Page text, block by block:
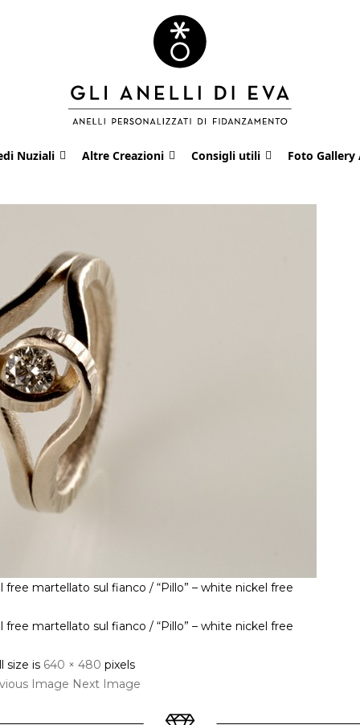
Nuziali Altre Creazioni Consigli utili Foto Gallery
free martellato sul fianco / “Pillo” – white nickel free
free martellato sul fianco / “Pillo” – white nickel free
size is 640 × 480 pixels
Image Next Image